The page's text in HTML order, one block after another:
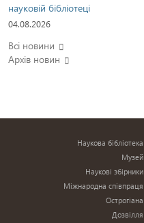
науковій бібліотеці
04.08.2026
Всі новини
Архів новин
Наукова бібліотека
Музей
Наукові збірники
Міжнародна співпраця
Острогіана
Дозвілля